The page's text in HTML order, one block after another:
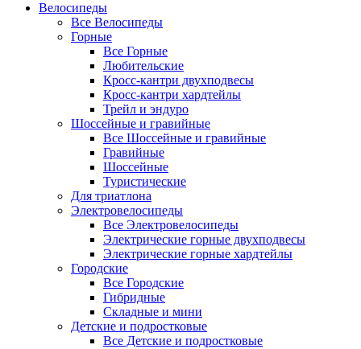
Велосипеды
Все Велосипеды
Горные
Все Горные
Любительские
Кросс-кантри двухподвесы
Кросс-кантри хардтейлы
Трейл и эндуро
Шоссейные и гравийные
Все Шоссейные и гравийные
Гравийные
Шоссейные
Туристические
Для триатлона
Электровелосипеды
Все Электровелосипеды
Электрические горные двухподвесы
Электрические горные хардтейлы
Городские
Все Городские
Гибридные
Складные и мини
Детские и подростковые
Все Детские и подростковые